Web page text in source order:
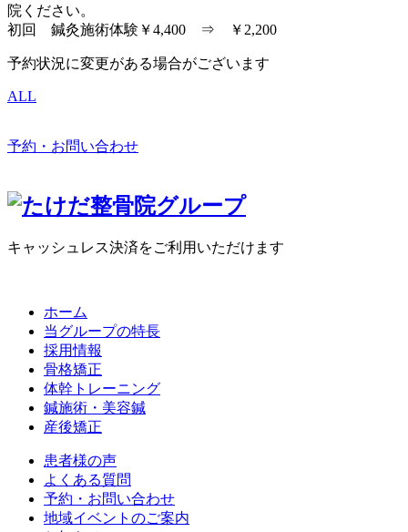
院ください。
初回 鍼灸施術体験￥4,400 ⇒ ￥2,200
予約状況に変更がある場合がございます
ALL
予約・お問い合わせ
キャッシュレス決済をご利用いただけます
ホーム
当グループの特長
採用情報
骨格矯正
体幹トレーニング
鍼施術・美容鍼
産後矯正
患者様の声
よくある質問
予約・お問い合わせ
地域イベントのご案内